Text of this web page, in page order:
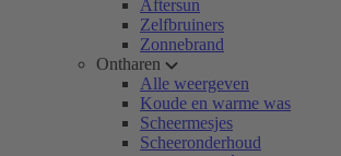
Aftersun
Zelfbruiners
Zonnebrand
Ontharen
Alle weergeven
Koude en warme was
Scheermesjes
Scheeronderhoud